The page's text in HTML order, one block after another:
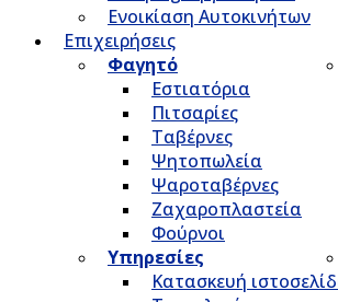
Ενοικίαση Αυτοκινήτων
Επιχειρήσεις
Φαγητό
Εστιατόρια
Πιτσαρίες
Ταβέρνες
Ψητοπωλεία
Ψαροταβέρνες
Ζαχαροπλαστεία
Φούρνοι
Υπηρεσίες
Κατασκευή